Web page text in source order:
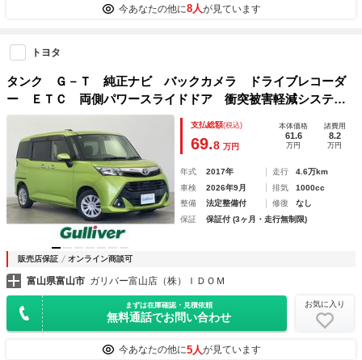
今あなたの他に8人が見ています
トヨタ
タンク Ｇ－Ｔ 純正ナビ バックカメラ ドライブレコーダ
ー ＥＴＣ 両側パワースライドドア 衝突被害軽減システ
ム 横滑り防止装置 アイドリングストップ オートハロゲン
ライト フォグライト ステアリングスイッチ ＡＡＣ
支払総額(税込)
69.8 万円
本体価格
61.6
万円
諸費用
8.2
万円
年式 2017年 走行
4.6万km
車検
2026年9月 排気
1000cc
整備
法定整備付 修復
なし
保証
保証付 (3ヶ月・走行無制限)
販売店保証 オンライン商談可
富山県富山市 ガリバー富山店（株）ＩＤＯＭ
まずは在庫確認・見積依頼
無料通話でお問い合わせ
お気に入り
今あなたの他に5人が見ています